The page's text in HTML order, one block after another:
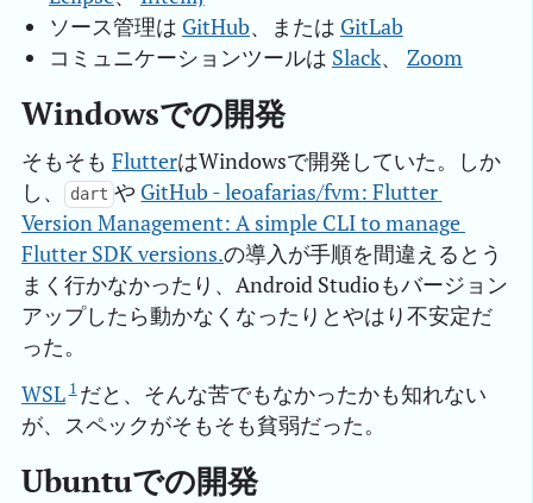
ソース管理は GitHub、または GitLab
コミュニケーションツールは Slack、 Zoom
Windowsでの開発
そもそも FlutterはWindowsで開発していた。しか
し、
dart や GitHub - leoafarias/fvm: Flutter
Version Management: A simple CLI to manage
Flutter SDK versions.の導入が手順を間違えるとう
まく行かなかったり、Android Studioもバージョン
アップしたら動かなくなったりとやはり不安定だ
った。
WSL 1 だと、そんな苦でもなかったかも知れない
が、スペックがそもそも貧弱だった。
Ubuntuでの開発